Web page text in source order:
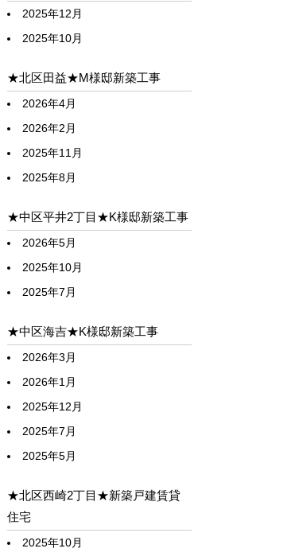
2025年12月
2025年10月
★北区田益★M様邸新築工事
2026年4月
2026年2月
2025年11月
2025年8月
★中区平井2丁目★K様邸新築工事
2026年5月
2025年10月
2025年7月
★中区海吉★K様邸新築工事
2026年3月
2026年1月
2025年12月
2025年7月
2025年5月
★北区西崎2丁目★新築戸建賃貸
住宅
2025年10月